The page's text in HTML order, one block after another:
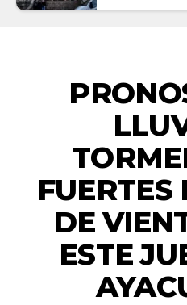
FUERTES
DE
ESTE